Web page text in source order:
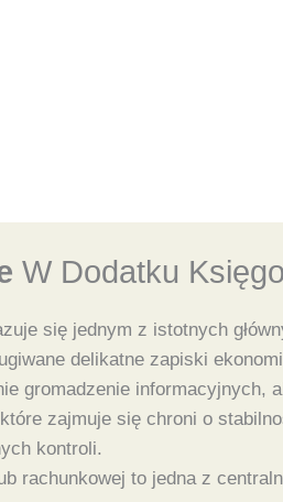
W Dodatku
się jednym z istotnych
delikatne zapiski
gromadzenie
zajmuje się chroni o
kontroli.
rachunkowej to jedna z